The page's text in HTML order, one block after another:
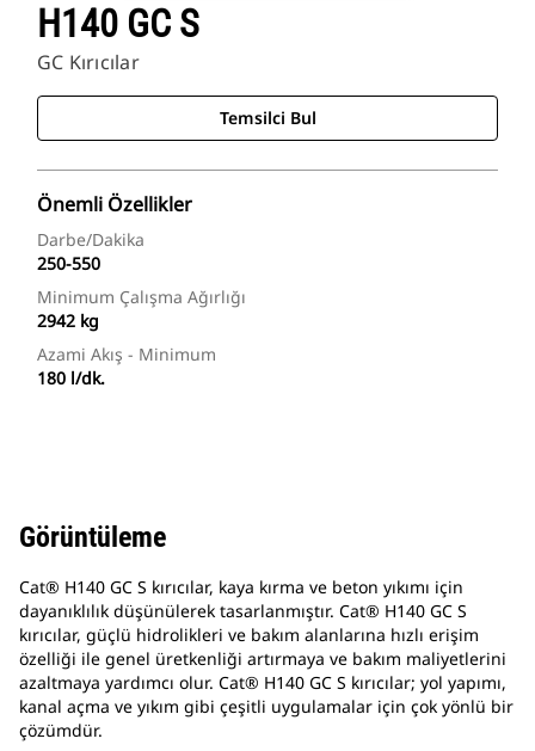
H140 GC S
GC Kırıcılar
Temsilci Bul
Önemli Özellikler
Darbe/Dakika
250-550
Minimum Çalışma Ağırlığı
2942 kg
Azami Akış - Minimum
180 l/dk.
Görüntüleme
Cat® H140 GC S kırıcılar, kaya kırma ve beton yıkımı için
dayanıklılık düşünülerek tasarlanmıştır. Cat® H140 GC S
kırıcılar, güçlü hidrolikleri ve bakım alanlarına hızlı erişim
özelliği ile genel üretkenliği artırmaya ve bakım maliyetlerini
azaltmaya yardımcı olur. Cat® H140 GC S kırıcılar; yol yapımı,
kanal açma ve yıkım gibi çeşitli uygulamalar için çok yönlü bir
çözümdür.